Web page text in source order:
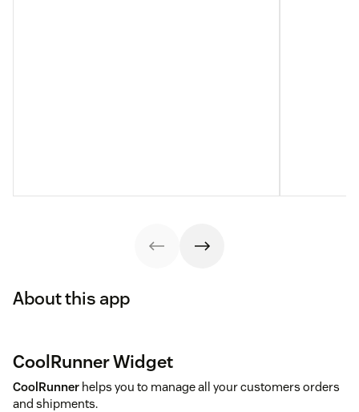
About this app
CoolRunner Widget
CoolRunner helps you to manage all your customers orders
and shipments.